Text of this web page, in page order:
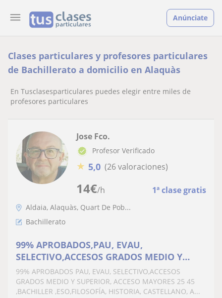
Anúnciate
Clases particulares y profesores particulares
de Bachillerato a domicilio en Alaquàs
En Tusclasesparticulares puedes elegir entre miles de
profesores particulares
14€/h 1ª clase gratis
Jose Fco.
Profesor Verificado
★ 5,0 (26 valoraciones)
Aldaia, Alaquàs, Quart De Pob...
Bachillerato
99% APROBADOS,PAU, EVAU,
SELECTIVO,ACCESOS GRADOS MEDIO Y
SUPERIOR, ACCESO MAYORES 25 45
,BACHILLER ,ESO,FILOSOFÍA, HISTORIA,
CASTELLANO, ARTE, COMENTARIO DE
99% APROBADOS PAU, EVAU, SELECTIVO,ACCESOS
GRADOS MEDIO Y SUPERIOR, ACCESO MAYORES 25 45
,BACHILLER ,ESO,FILOSOFÍA, HISTORIA, CASTELLANO, A...